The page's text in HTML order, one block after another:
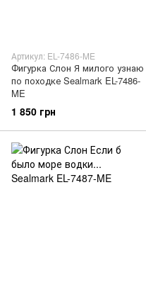
Артикул: EL-7486-ME
Фигурка Слон Я милого узнаю
по походке Sealmark EL-7486-
ME
1 850 грн